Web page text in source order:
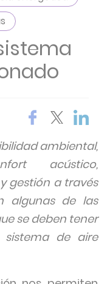
ambiental,
acústico,
gestión a través
algunas de las
se deben tener
de aire